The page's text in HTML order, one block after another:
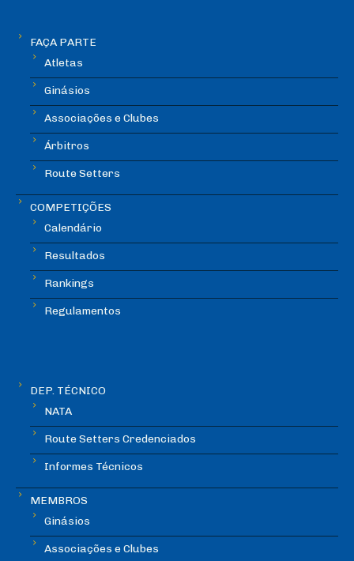
FAÇA PARTE
Atletas
Ginásios
Associações e Clubes
Árbitros
Route Setters
COMPETIÇÕES
Calendário
Resultados
Rankings
Regulamentos
DEP. TÉCNICO
NATA
Route Setters Credenciados
Informes Técnicos
MEMBROS
Ginásios
Associações e Clubes